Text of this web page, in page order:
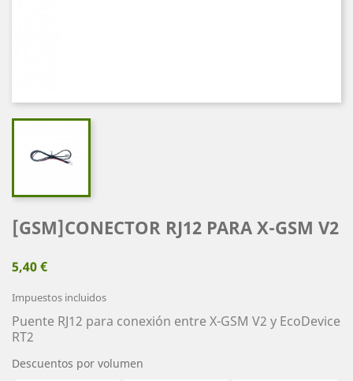
[GSM]CONECTOR RJ12 PARA X-GSM V2
5,40 €
Impuestos incluidos
Puente RJ12 para conexión entre X-GSM V2 y EcoDevice
RT2
Descuentos por volumen